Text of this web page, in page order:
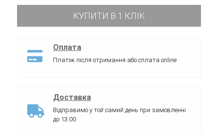
КУПИТИ В 1 КЛІК
Оплата
Платіж після отримання або сплата online
Доставка
Відправимо у той самий день при замовленні
до 13:00